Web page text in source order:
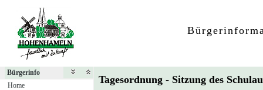
Bürgerinfo
Home
Tagesordnung - Sitzung des